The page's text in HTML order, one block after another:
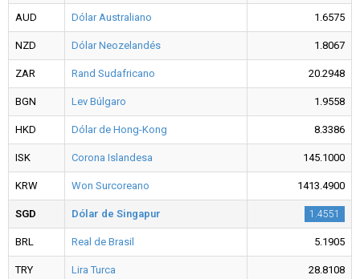
AUD Dólar Australiano 1.6575
NZD Dólar Neozelandés 1.8067
ZAR Rand Sudafricano 20.2948
BGN Lev Búlgaro 1.9558
HKD Dólar de Hong-Kong 8.3386
ISK Corona Islandesa 145.1000
KRW Won Surcoreano 1413.4900
SGD Dólar de Singapur 1.4551
BRL Real de Brasil 5.1905
TRY Lira Turca 28.8108